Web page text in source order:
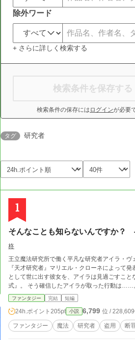
除外ワード
+ さらに詳しく検索する
検索条件を保存する
検索条件の保存には ログインが必要
タグ 研究者
1
そんなことも知らないんですか？
柊
王立魔法研究所で働く平凡な研究者アイラ・
『天才研究者』マリエル・クローネによって
として世に出す彼女を、アイラは見過ごすこ
式』。 そう確信したアイラが取った行動は……
ファンタジー 完結 短編
24h.ポイント 205pt 小説 6,799 位 /
ファンタジー 魔法 研究者 盗用 断